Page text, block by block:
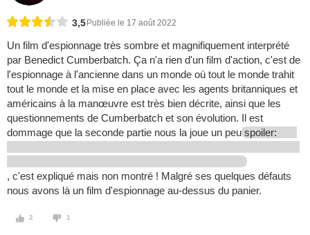
3,5 Publiée le 17 août 2022
Un film d'espionnage très sombre et magnifiquement interprété
par Benedict Cumberbatch. Ça n'a rien d'un film d'action, c'est de
l'espionnage à l'ancienne dans un monde où tout le monde trahit
tout le monde et la mise en place avec les agents britanniques et
américains à la manœuvre est très bien décrite, ainsi que les
questionnements de Cumberbatch et son évolution. Il est
dommage que la seconde partie nous la joue un peu spoiler:
, c'est expliqué mais non montré ! Malgré ses quelques défauts
nous avons là un film d'espionnage au-dessus du panier.
2 1